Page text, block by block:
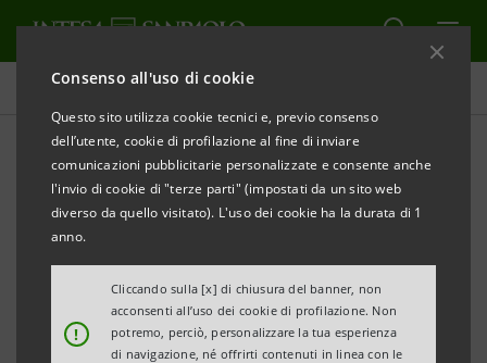
Consenso all'uso di cookie
Questo sito utilizza cookie tecnici e, previo consenso
dell’utente, cookie di profilazione al fine di inviare
comunicazioni pubblicitarie personalizzate e consente anche
l'invio di cookie di "terze parti" (impostati da un sito web
diverso da quello visitato). L'uso dei cookie ha la durata di 1
anno.
!
Cliccando sulla [x] di chiusura del banner, non
acconsenti all’uso dei cookie di profilazione. Non
potremo, perciò, personalizzare la tua esperienza
di navigazione, né offrirti contenuti in linea con le
Tutti gli eventi sostenuti dalla banca
CAREERS
Make It Real LAB -
Consulenti finanziari Jr.